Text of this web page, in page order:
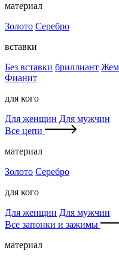
материал
Золото Серебро
вставки
Без вставки бриллиант
Фианит
для кого
Для женщин Для мужчин
Все цепи
материал
Золото Серебро
для кого
Для женщин Для мужчин
Все запонки и зажимы
материал